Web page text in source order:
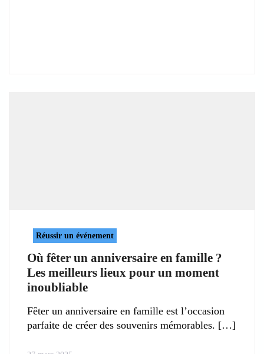
Réussir un événement
Où fêter un anniversaire en famille ?
Les meilleurs lieux pour un moment
inoubliable
Fêter un anniversaire en famille est l’occasion
parfaite de créer des souvenirs mémorables.